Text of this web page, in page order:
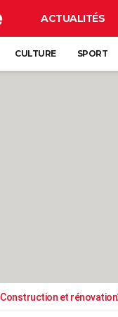
ACTUALITÉS
CULTURE SPORT
Construction et rénovation